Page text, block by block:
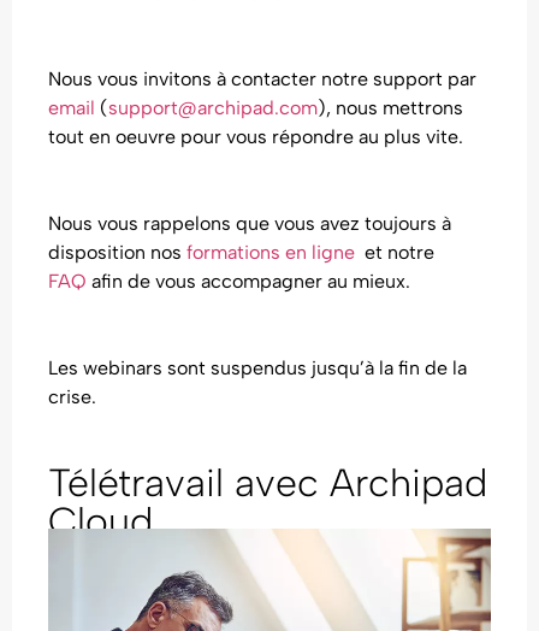
Nous vous invitons à contacter notre support par
email (support@archipad.com), nous mettrons
tout en oeuvre pour vous répondre au plus vite.
Nous vous rappelons que vous avez toujours à
disposition nos formations en ligne et notre
FAQ afin de vous accompagner au mieux.
Les webinars sont suspendus jusqu’à la fin de la
crise.
Télétravail avec Archipad
Cloud